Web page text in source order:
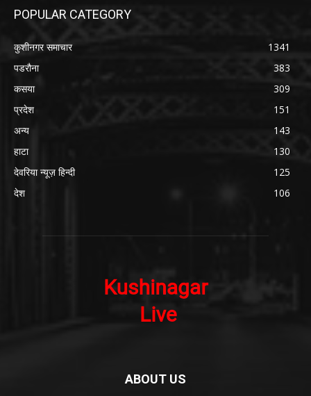
POPULAR CATEGORY
कुशीनगर समाचार
1341
पडरौना
383
कसया
309
प्रदेश
151
अन्य
143
हाटा
130
देवरिया न्यूज़ हिन्दी
125
देश
106
ABOUT US